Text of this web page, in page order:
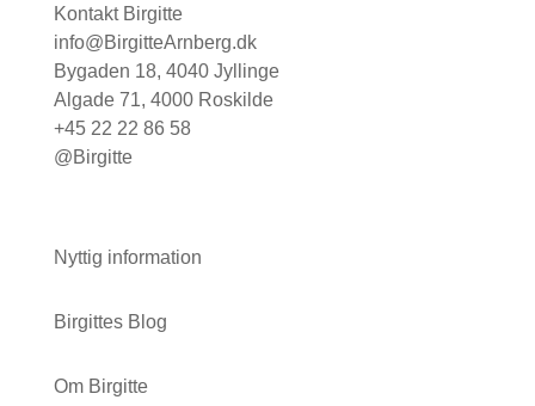
Kontakt Birgitte
info@BirgitteArnberg.dk
Bygaden 18, 4040 Jyllinge
Algade 71, 4000 Roskilde
+45 22 22 86 58
@Birgitte
Nyttig information
Birgittes Blog
Om Birgitte